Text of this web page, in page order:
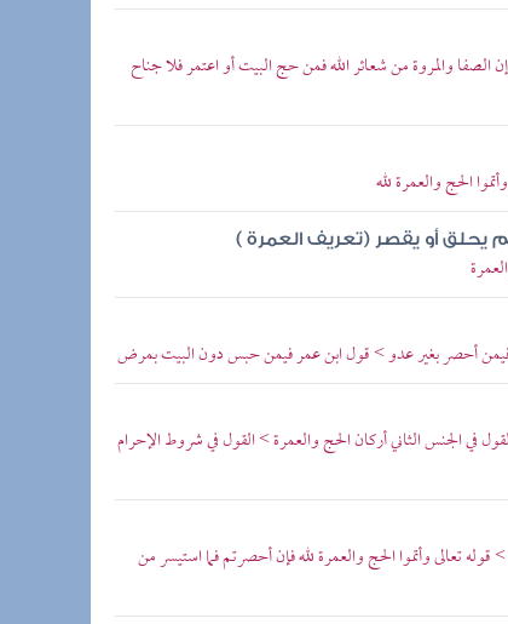
الصفا والمروة من شعائر الله فمن حج البيت أو اعتمر فلا جناح
الحج والعمرة لله
يحلق أو يقصر (تعريف العمرة )
أحصر بغير عدو > قول ابن عمر فيمن حبس دون البيت بمرض
في الجنس الثاني أركان الحج والعمرة > القول في شروط الإحرام
قوله تعالى وأتموا الحج والعمرة لله فإن أحصرتم فما استيسر من